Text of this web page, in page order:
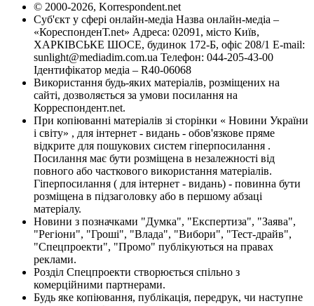
© 2000-2026, Korrespondent.net
Суб'єкт у сфері онлайн-медіа Назва онлайн-медіа –
«КореспонденТ.net» Адреса: 02091, місто Київ,
ХАРКІВСЬКЕ ШОСЕ, будинок 172-Б, офіс 208/1 E-mail:
sunlight@mediadim.com.ua Телефон: 044-205-43-00
Ідентифікатор медіа – R40-06068
Використання будь-яких матеріалів, розміщених на
сайті, дозволяється за умови посилання на
Корреспондент.net.
При копіюванні матеріалів зі сторінки « Новини України
і світу» , для інтернет - видань - обов'язкове пряме
відкрите для пошукових систем гіперпосилання .
Посилання має бути розміщена в незалежності від
повного або часткового використання матеріалів.
Гіперпосилання ( для інтернет - видань) - повинна бути
розміщена в підзаголовку або в першому абзаці
матеріалу.
Новини з позначками "Думка", "Експертиза", "Заява",
"Регіони", "Гроші", "Влада", "Вибори", "Тест-драйв",
"Спецпроекти", "Промо" публікуються на правах
реклами.
Розділ Спецпроекти створюється спільно з
комерційними партнерами.
Будь яке копіювання, публікація, передрук, чи наступне